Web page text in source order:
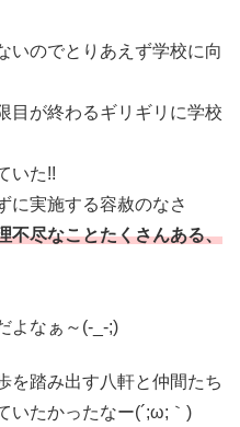
いのでとりあえず学校に向
目が終わるギリギリに学校
いた!!
に実施する容赦のなさ
不尽なことたくさんある、
よなぁ～(-_-;)
を踏み出す八軒と仲間たち
いたかったなー(´;ω;｀)